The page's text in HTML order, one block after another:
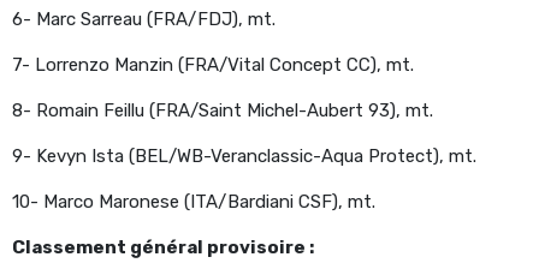
6- Marc Sarreau (FRA/FDJ), mt.
7- Lorrenzo Manzin (FRA/Vital Concept CC), mt.
8- Romain Feillu (FRA/Saint Michel-Aubert 93), mt.
9- Kevyn Ista (BEL/WB-Veranclassic-Aqua Protect), mt.
10- Marco Maronese (ITA/Bardiani CSF), mt.
Classement général provisoire :